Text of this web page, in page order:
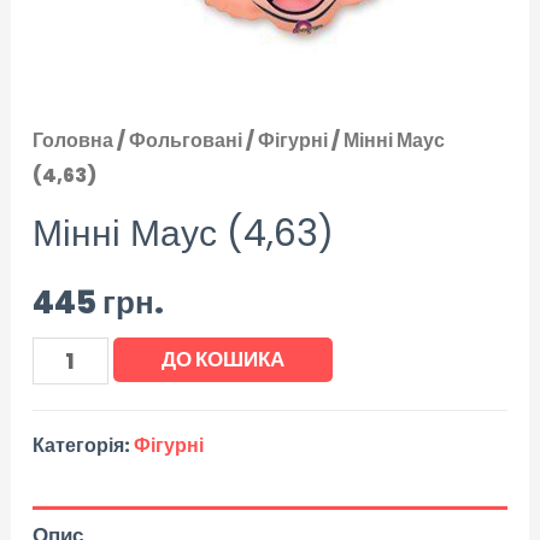
Головна/Фольговані/Фігурні/ Мінні Маус
(4,63)
Мінні Маус (4,63)
445грн.
ДО КОШИКА
Категорія:Фігурні